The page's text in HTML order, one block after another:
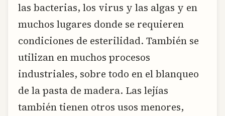
las bacterias, los virus y las algas y en
muchos lugares donde se requieren
condiciones de esterilidad. También se
utilizan en muchos procesos
industriales, sobre todo en el blanqueo
de la pasta de madera. Las lejías
también tienen otros usos menores,